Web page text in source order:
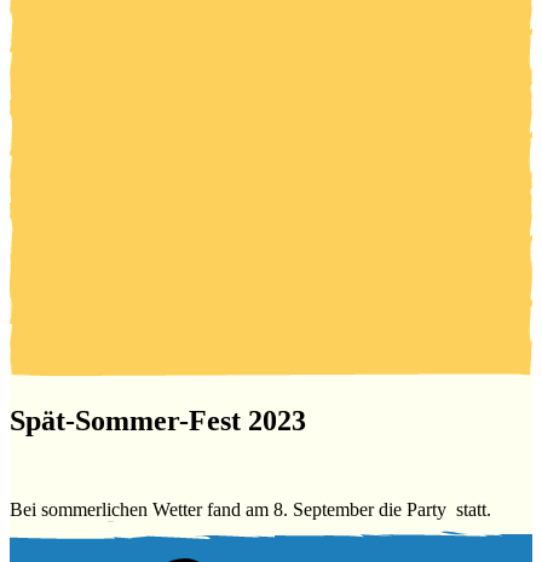
Spät-Sommer-Fest 2023
Bei sommerlichen Wetter fand am 8. September die Party statt.